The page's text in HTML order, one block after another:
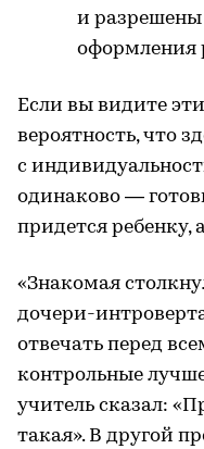
и
оформления
Если вы видите
вероятность, что
с
одинаково —
придется ребенку,
«Знакомая
дочери-
отвечать перед
контрольные
учитель сказал:
такая». В другой